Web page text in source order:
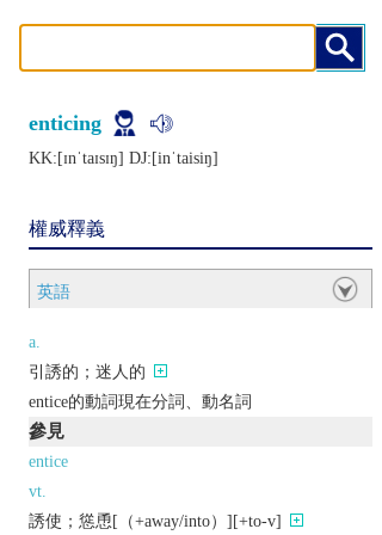
enticing
KK:[ɪnˈtaɪsɪŋ] DJ:[inˈtaisiŋ]
權威釋義
英語
a.
引誘的；迷人的
entice的動詞現在分詞、動名詞
參見
entice
vt.
誘使；慫恿[（+away/into）][+to-v]